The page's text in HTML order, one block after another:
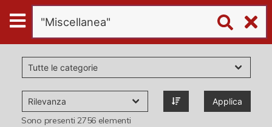
Digital
Humanities
Donazioni
Pubblicazioni Applica
Sono presenti2756elementi